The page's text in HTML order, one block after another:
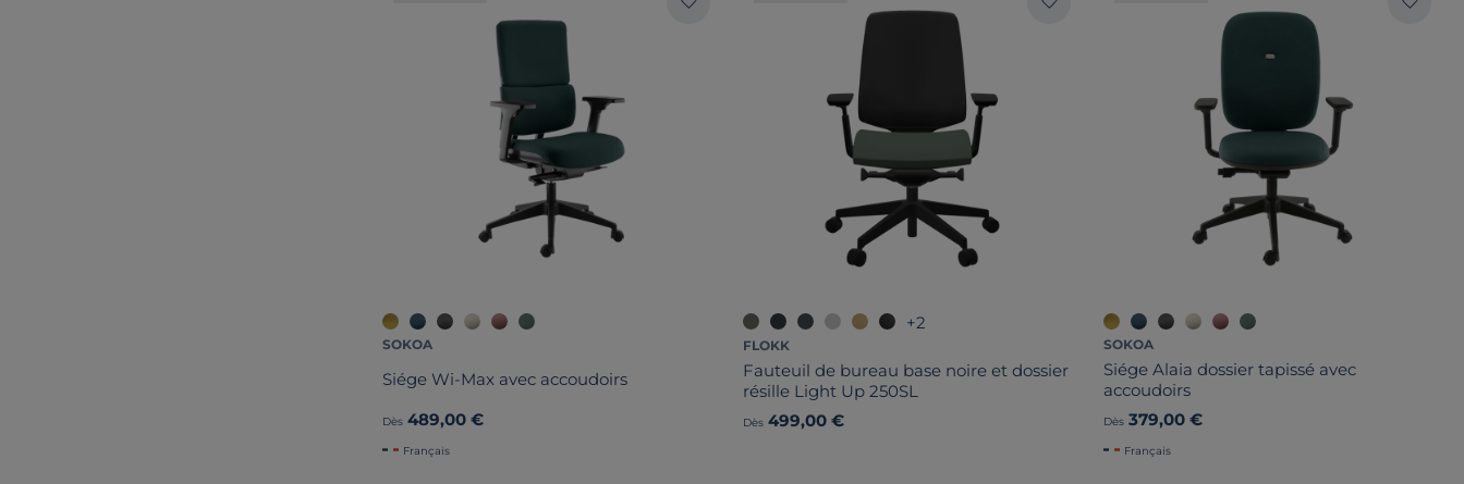
SOKOA
Siége Wi-Max avec accoudoirs
Dès 489,00 €
Français
+2
FLOKK
Fauteuil de bureau base noire et dossier
résille Light Up 250SL
Dès 499,00 €
SOKOA
Siége Alaia dossier tapissé avec
accoudoirs
Dès 379,00 €
Français